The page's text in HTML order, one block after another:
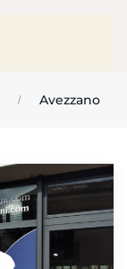
Avezzano